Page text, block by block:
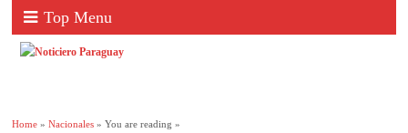
Top Menu
Home »Nacionales » You are reading »